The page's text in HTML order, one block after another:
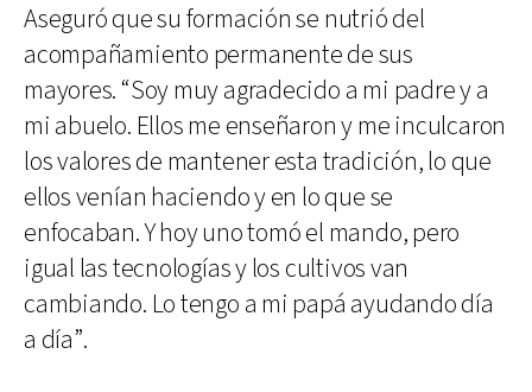
Aseguró que su formación se nutrió del
acompañamiento permanente de sus
mayores. “Soy muy agradecido a mi padre y a
mi abuelo. Ellos me enseñaron y me inculcaron
los valores de mantener esta tradición, lo que
ellos venían haciendo y en lo que se
enfocaban. Y hoy uno tomó el mando, pero
igual las tecnologías y los cultivos van
cambiando. Lo tengo a mi papá ayudando día
a día”.